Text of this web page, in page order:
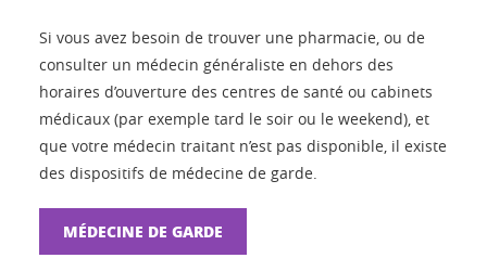
Si vous avez besoin de trouver une pharmacie, ou de
consulter un médecin généraliste en dehors des
horaires d’ouverture des centres de santé ou cabinets
médicaux (par exemple tard le soir ou le weekend), et
que votre médecin traitant n’est pas disponible, il existe
des dispositifs de médecine de garde.
MÉDECINE DE GARDE